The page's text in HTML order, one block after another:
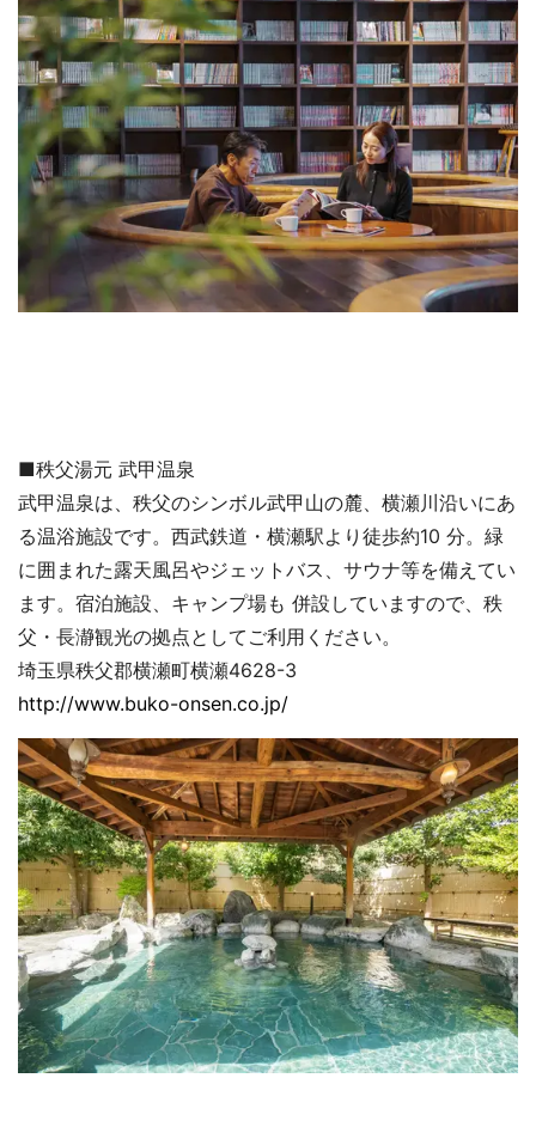
■秩父湯元 武甲温泉
武甲温泉は、秩父のシンボル武甲山の麓、横瀬川沿いにあ
る温浴施設です。西武鉄道・横瀬駅より徒歩約10 分。緑
に囲まれた露天風呂やジェットバス、サウナ等を備えてい
ます。宿泊施設、キャンプ場も 併設していますので、秩
父・長瀞観光の拠点としてご利用ください。
埼玉県秩父郡横瀬町横瀬4628-3
http://www.buko-onsen.co.jp/